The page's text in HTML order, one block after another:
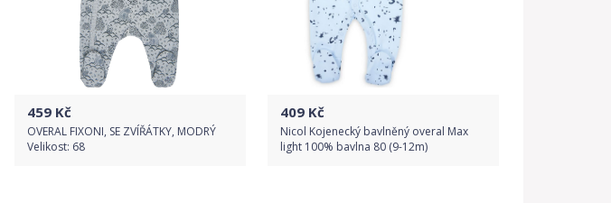
459 Kč
OVERAL FIXONI, SE ZVÍŘÁTKY, MODRÝ
Velikost: 68
409 Kč
Nicol Kojenecký bavlněný overal Max
light 100% bavlna 80 (9-12m)